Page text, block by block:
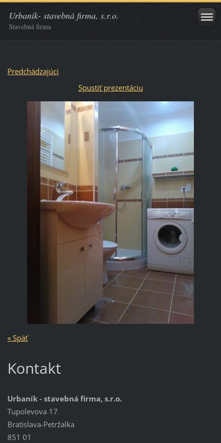
Urbaník- stavebná firma, s.r.o.
Stavebná firma
Predchádzajúci
Spustiť prezentáciu
« Späť
Kontakt
Urbaník - stavebná firma, s.r.o.
Tupolevova 17
Bratislava-Petržalka
851 01